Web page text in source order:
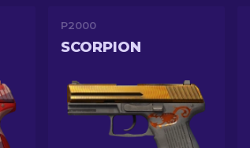
P2000
SCORPION